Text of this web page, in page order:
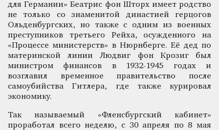
для Германии» Беатрис фон Шторх имеет родство
не только со знаменитой династией герцогов
Ольденбургских, но также с одним из военных
преступников третьего Рейха, осужденного на
«Процессе министерств» в Нюрнберге. Её дед по
материнской линии Людвиг фон Крозиг был
министром финансов в 1932-1945 годах и
возглавил временное правительство после
самоубийства Гитлера, где также курировал
экономику.
Так называемый «Фленсбургский кабинет»
проработал всего неделю, с 30 апреля по 8 мая